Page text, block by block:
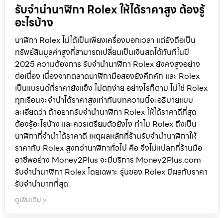
รับจำนำนาฬิกา Rolex ให้ได้ราคาสูง ต้องรู้
อะไรบ้าง
นาฬิกา Rolex ไม่ได้เป็นเพียงเครื่องบอกเวลา แต่ยังถือเป็น
ทรัพย์สินมูลค่าสูงที่สามารถเปลี่ยนเป็นเงินสดได้ทันทีในปี
2025 ความต้องการ รับจำนำนาฬิกา Rolex ยังคงสูงอย่าง
ต่อเนื่อง เนื่องจากตลาดนาฬิกามือสองยังคึกคัก และ Rolex
เป็นแบรนด์ที่ราคายังแข็ง ไม่ตกง่าย อย่างไรก็ตาม ไม่ใช่ Rolex
ทุกเรือนจะจำนำได้ราคาสูงเท่ากันบทความนี้จะอธิบายแบบ
ละเอียดว่า ถ้าอยากรับจำนำนาฬิกา Rolex ให้ได้ราคาดีที่สุด
ต้องรู้อะไรบ้าง และควรเตรียมตัวยังไง ทำไม Rolex ถึงเป็น
นาฬิกาที่จำนำได้ราคาดี เหตุผลหลักที่ร้านรับจำนำนาฬิกาให้
ราคากับ Rolex สูงกว่านาฬิกาทั่วไป คือ จึงไม่แปลกที่ร้านมือ
อาชีพอย่าง Money2Plus จะมีบริการ Money2Plus.com
รับจำนำนาฬิกา Rolex โดยเฉพาะ รุ่นของ Rolex มีผลกับราคา
รับจำนำมากที่สุด
ดูเพิ่มเติม »